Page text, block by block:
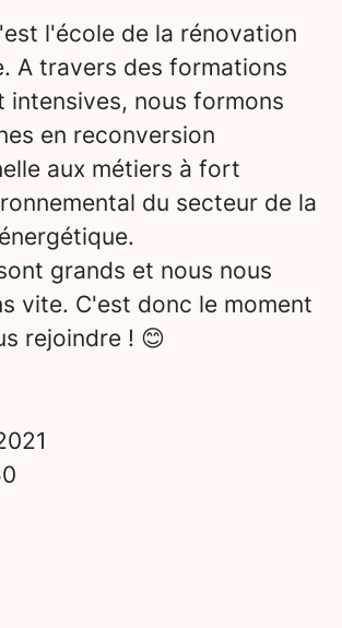
l'école de la rénovation
A travers des formations
intensives, nous formons
en reconversion
aux métiers à fort
du secteur de la
grands et nous nous
vite. C'est donc le moment
rejoindre ! 😊